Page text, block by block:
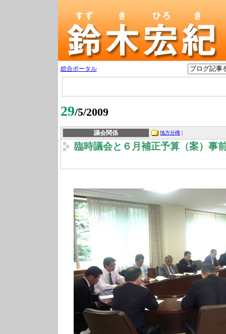
総合ポータル
29/5/2009
議会関係 地方分権 |
臨時議会と６月補正予算（案）事